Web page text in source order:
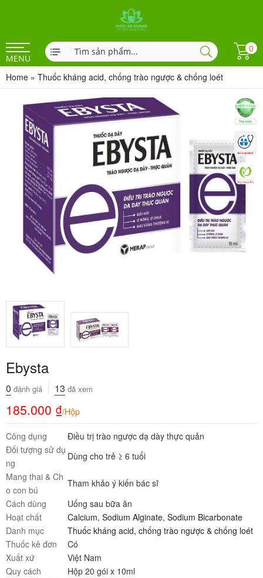
MENU
0
Home » Thuốc kháng acid, chống trào ngược & chống loét
Ebysta
0 đánh giá 13 đã xem
185.000 ₫/Hộp
Công dụng
Điều trị trào ngược dạ dày thực quản
Đối tượng sử dụ
ng
Dùng cho trẻ ≥ 6 tuổi
Mang thai & Ch
o con bú
Tham khảo ý kiến bác sĩ
Cách dùng
Uống sau bữa ăn
Hoạt chất
Calcium, Sodium Alginate, Sodium Bicarbonate
Danh mục
Thuốc kháng acid, chống trào ngược & chống loét
Thuốc kê đơn
Có
Xuất xứ
Việt Nam
Quy cách
Hộp 20 gói x 10ml